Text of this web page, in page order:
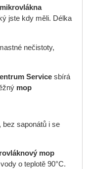
mikrovlákna
jste kdy měli. Délka
nečistoty,
Servicesbírá
mop
saponátů i se
mop
o teplotě 90°C.